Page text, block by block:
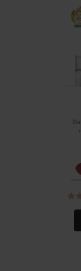
toujours 10
biosourcés et
Et pour encore
nouveau